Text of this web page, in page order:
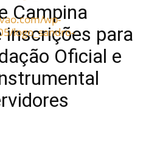
Campina
inscrições para
Oficial e